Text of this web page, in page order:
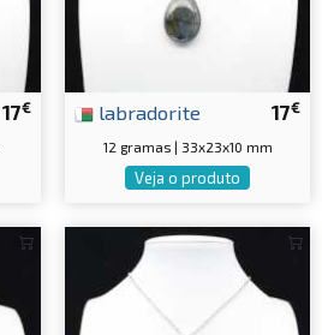
17€ 17€
labradorite
12 gramas | 33x23x10 mm
Veja o produto